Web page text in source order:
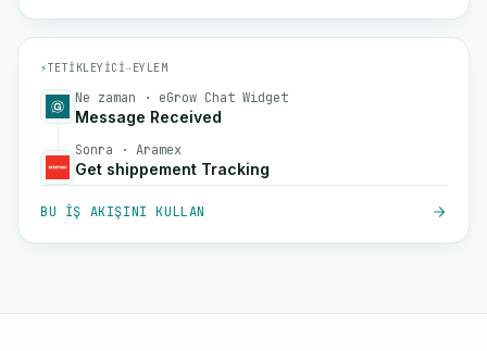
⚡TETIKLEYICI→EYLEM
Ne zaman · eGrow Chat Widget
Message Received
Sonra · Aramex
Get shippement Tracking
BU IŞ AKIŞINI KULLAN